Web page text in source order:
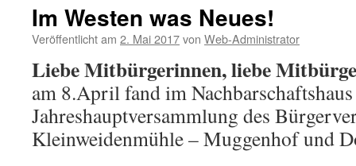
Im Westen was Neues!
Veröffentlicht am 2. Mai 2017von Web-Administrator
Liebe Mitbürgerinnen, liebe
am 8.April fand im
Jahreshauptversammlung des
Kleinweidenmühle – Muggenhof und